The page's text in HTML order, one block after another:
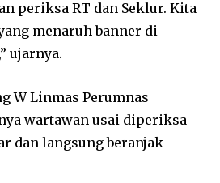
periksa RT dan Seklur. Kita
menaruh banner di
ujarnya.
W Linmas Perumnas
wartawan usai diperiksa
dan langsung beranjak